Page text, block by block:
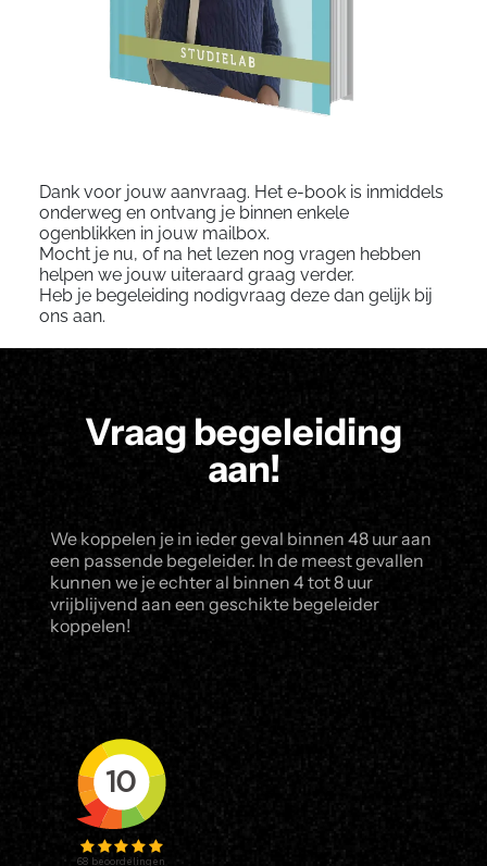
Dank voor jouw aanvraag. Het e-book is inmiddels
onderweg en ontvang je binnen enkele
ogenblikken in jouw mailbox.
Mocht je nu, of na het lezen nog vragen hebben
helpen we jouw uiteraard graag verder.
Heb je begeleiding nodigvraag deze dan gelijk bij
ons aan.
Vraag begeleiding
aan!
We koppelen je in ieder geval binnen 48 uur aan
een passende begeleider. In de meest gevallen
kunnen we je echter al binnen 4 tot 8 uur
vrijblijvend aan een geschikte begeleider
koppelen!